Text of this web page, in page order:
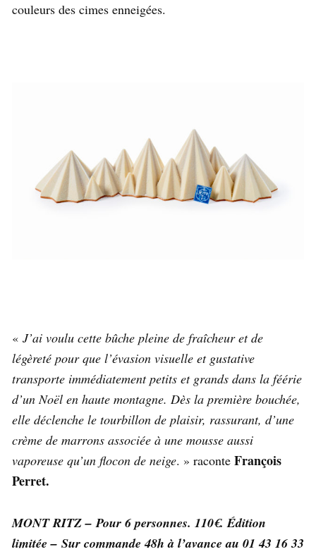
couleurs des cimes enneigées.
« J’ai voulu cette bûche pleine de fraîcheur et de
légèreté pour que l’évasion visuelle et gustative
transporte immédiatement petits et grands dans la féérie
d’un Noël en haute montagne. Dès la première bouchée,
elle déclenche le tourbillon de plaisir, rassurant, d’une
crème de marrons associée à une mousse aussi
vaporeuse qu’un flocon de neige. » raconte François
Perret.
MONT RITZ – Pour 6 personnes. 110€. Édition
limitée – Sur commande 48h à l’avance au 01 43 16 33